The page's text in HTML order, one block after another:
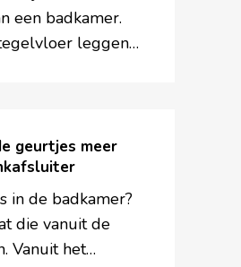
een badkamer.
leggen…
geurtjes meer
in de badkamer?
die vanuit de
Vanuit het…